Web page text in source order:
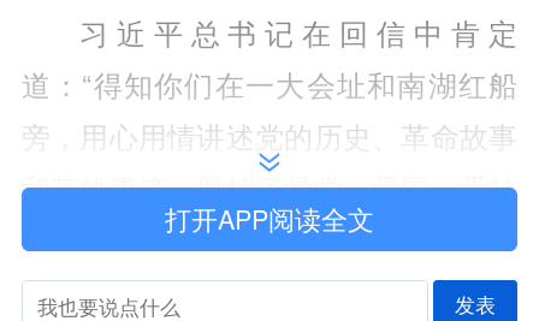
习近平总书记在回信中肯定
道：“得知你们在一大会址和南湖红船
旁，用心用情讲述党的历史、革命故事
和英雄事迹，厚植了爱党、爱国、爱社
会主义的情感，得到了锻炼与成长，我
感到欣慰。”
打开APP阅读全文
发表